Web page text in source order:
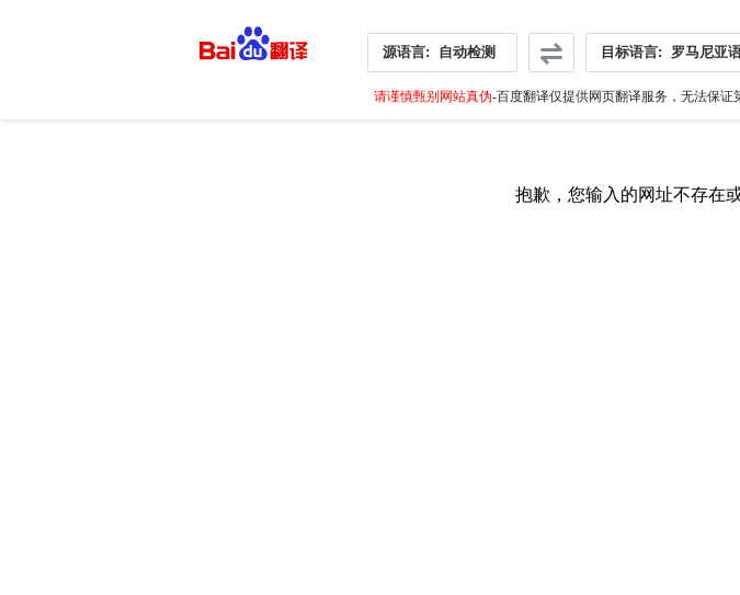
源语言: 自动检测 目标语言: 罗马尼亚
请谨慎甄别网站真伪-百度翻译仅提供网页翻译服务，无法保证